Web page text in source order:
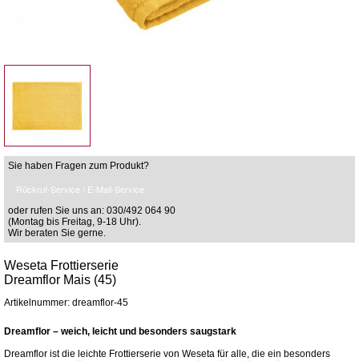
Sie haben Fragen zum Produkt?
Rückruf-Service / E-Mail-Service
oder rufen Sie uns an: 030/492 064 90
(Montag bis Freitag, 9-18 Uhr).
Wir beraten Sie gerne.
Weseta Frottierserie
Dreamflor Mais (45)
Artikelnummer: dreamflor-45
Dreamflor – weich, leicht und besonders saugstark
Dreamflor ist die leichte Frottierserie von Weseta für alle, die ein besonders